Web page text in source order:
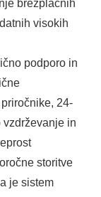
brezplačnih
visokih
podporo in
24-
vzdrževanje in
storitve
je sistem